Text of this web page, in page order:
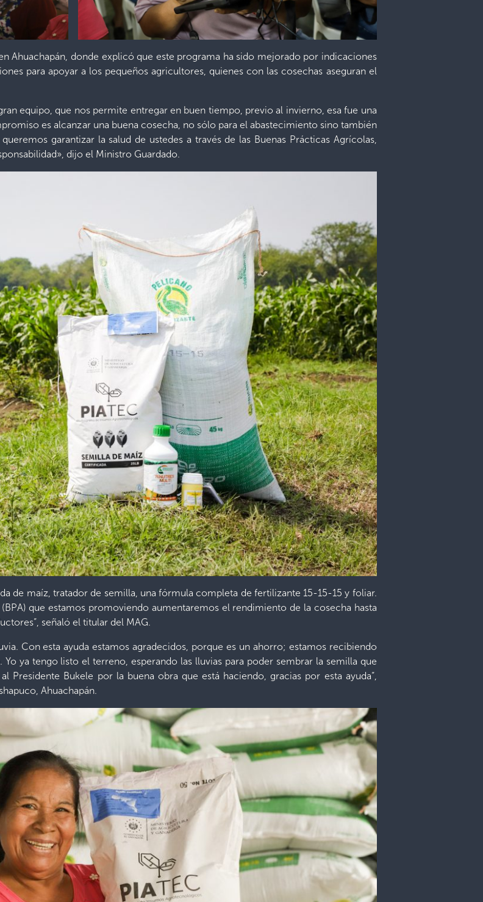
Ahuachapán, donde explicó que este programa ha sido mejorado por indicaciones
para apoyar a los pequeños agricultores, quienes con las cosechas aseguran el
equipo, que nos permite entregar en buen tiempo, previo al invierno, esa fue una
es alcanzar una buena cosecha, no sólo para el abastecimiento sino también
garantizar la salud de ustedes a través de las Buenas Prácticas Agrícolas,
dijo el Ministro Guardado.
de maíz, tratador de semilla, una fórmula completa de fertilizante 15-15-15 y foliar.
que estamos promoviendo aumentaremos el rendimiento de la cosecha hasta
señaló el titular del MAG.
Con esta ayuda estamos agradecidos, porque es un ahorro; estamos recibiendo
ya tengo listo el terreno, esperando las lluvias para poder sembrar la semilla que
Presidente Bukele por la buena obra que está haciendo, gracias por esta ayuda”,
Ahuachapán.